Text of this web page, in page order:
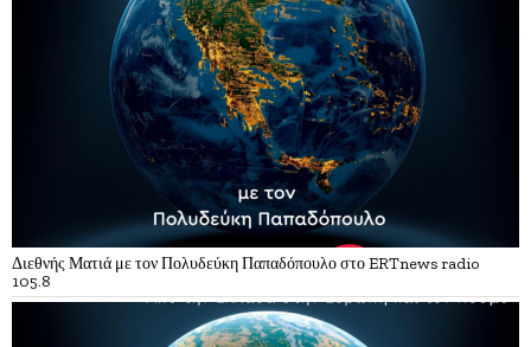
Διεθνής Ματιά με τον Πολυδεύκη Παπαδόπουλο στο ERTnews radio
105.8